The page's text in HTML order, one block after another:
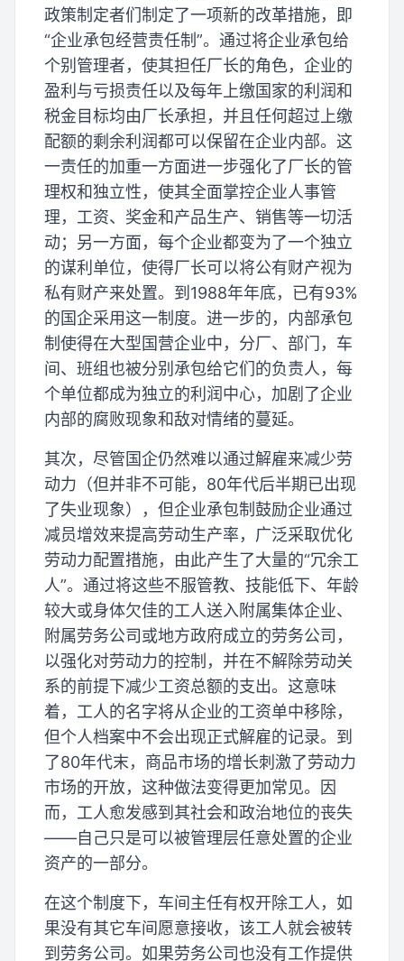
政策制定者们制定了一项新的改革措施，即
“企业承包经营责任制”。通过将企业承包给
个别管理者，使其担任厂长的角色，企业的
盈利与亏损责任以及每年上缴国家的利润和
税金目标均由厂长承担，并且任何超过上缴
配额的剩余利润都可以保留在企业内部。这
一责任的加重一方面进一步强化了厂长的管
理权和独立性，使其全面掌控企业人事管
理，工资、奖金和产品生产、销售等一切活
动；另一方面，每个企业都变为了一个独立
的谋利单位，使得厂长可以将公有财产视为
私有财产来处置。到1988年年底，已有93%
的国企采用这一制度。进一步的，内部承包
制使得在大型国营企业中，分厂、部门，车
间、班组也被分别承包给它们的负责人，每
个单位都成为独立的利润中心，加剧了企业
内部的腐败现象和敌对情绪的蔓延。
其次，尽管国企仍然难以通过解雇来减少劳
动力（但并非不可能，80年代后半期已出现
了失业现象），但企业承包制鼓励企业通过
减员增效来提高劳动生产率，广泛采取优化
劳动力配置措施，由此产生了大量的“冗余工
人”。通过将这些不服管教、技能低下、年龄
较大或身体欠佳的工人送入附属集体企业、
附属劳务公司或地方政府成立的劳务公司，
以强化对劳动力的控制，并在不解除劳动关
系的前提下减少工资总额的支出。这意味
着，工人的名字将从企业的工资单中移除，
但个人档案中不会出现正式解雇的记录。到
了80年代末，商品市场的增长刺激了劳动力
市场的开放，这种做法变得更加常见。因
而，工人愈发感到其社会和政治地位的丧失
——自己只是可以被管理层任意处置的企业
资产的一部分。
在这个制度下，车间主任有权开除工人，如
果没有其它车间愿意接收，该工人就会被转
到劳务公司。如果劳务公司也没有工作提供